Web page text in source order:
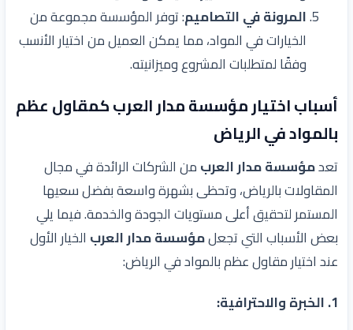
المرونة في التصاميم: توفر المؤسسة مجموعة من
الخيارات في المواد، مما يمكن العميل من اختيار الأنسب
وفقًا لمتطلبات المشروع وميزانيته.
أسباب اختيار مؤسسة مدار العرب كمقاول عظم
بالمواد في الرياض
تعدمؤسسة مدار العربمن الشركات الرائدة في مجال
المقاولات بالرياض، وتحظى بشهرة واسعة بفضل سعيها
المستمر لتحقيق أعلى مستويات الجودة والخدمة. فيما يلي
بعض الأسباب التي تجعلمؤسسة مدار العرب الخيار الأول
عند اختيار مقاول عظم بالمواد في الرياض:
1. الخبرة والاحترافية: